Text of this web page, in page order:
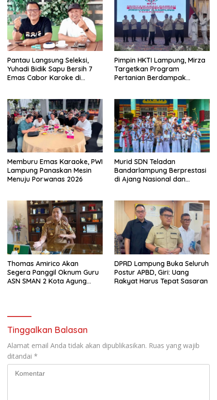
Pantau Langsung Seleksi,
Yuhadi Bidik Sapu Bersih 7
Emas Cabor Karoke di
Pimpin HKTI Lampung, Mirza
Targetkan Program
Pertanian Berdampak
Memburu Emas Karaoke, PWI
Lampung Panaskan Mesin
Menuju Porwanas 2026
Murid SDN Teladan
Bandarlampung Berprestasi
di Ajang Nasional dan
Thomas Amirico Akan
Segera Panggil Oknum Guru
ASN SMAN 2 Kota Agung
DPRD Lampung Buka Seluruh
Postur APBD, Giri: Uang
Rakyat Harus Tepat Sasaran
Tinggalkan Balasan
Alamat email Anda tidak akan dipublikasikan. Ruas yang wajib
ditandai *